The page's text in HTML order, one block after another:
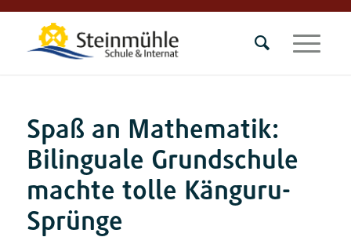
Spaß an Mathematik:
Bilinguale Grundschule
machte tolle Känguru-
Sprünge